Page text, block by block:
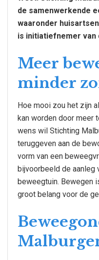
de samenwerkende
waaronder
is initiatiefnemer van
Meer
minder
Hoe mooi zou het zijn
kan worden door meer
wens wil Stichting
teruggeven aan de
vorm van een
bijvoorbeeld de aanleg
beweegtuin. Bewegen
groot belang voor de